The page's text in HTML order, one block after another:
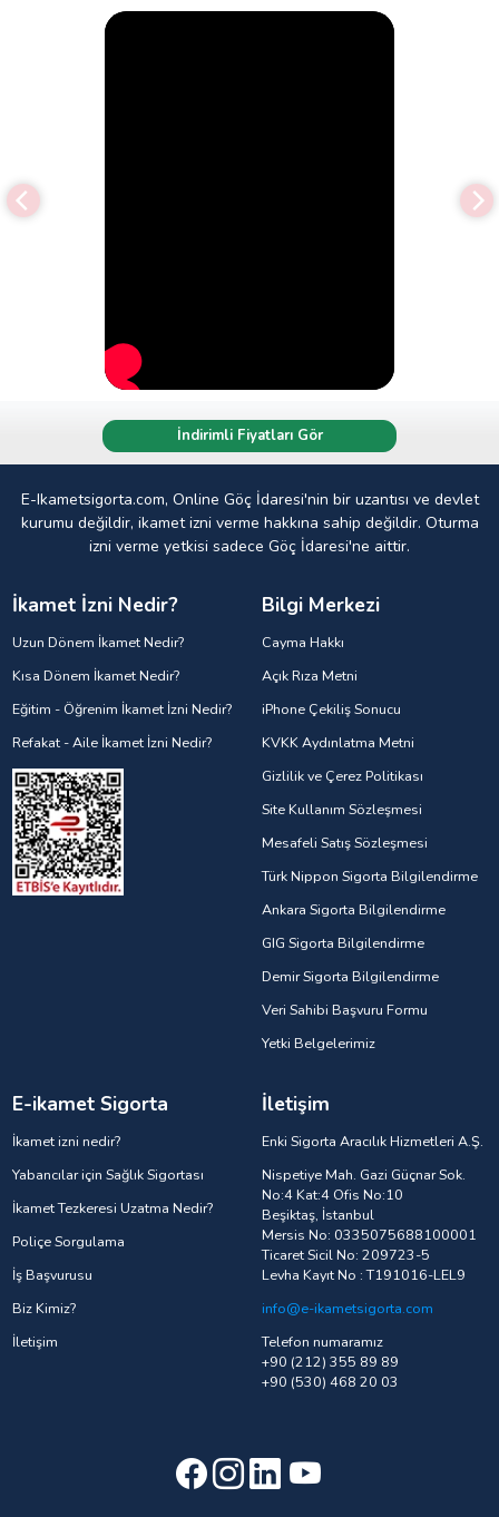
İndirimli Fiyatları Gör
E-Ikametsigorta.com, Online Göç İdaresi'nin bir uzantısı ve devlet
kurumu değildir, ikamet izni verme hakkına sahip değildir. Oturma
izni verme yetkisi sadece Göç İdaresi'ne aittir.
İkamet İzni Nedir?
Uzun Dönem İkamet Nedir?
Kısa Dönem İkamet Nedir?
Eğitim - Öğrenim İkamet İzni Nedir?
Refakat - Aile İkamet İzni Nedir?
Bilgi Merkezi
Cayma Hakkı
Açık Rıza Metni
iPhone Çekiliş Sonucu
KVKK Aydınlatma Metni
Gizlilik ve Çerez Politikası
Site Kullanım Sözleşmesi
Mesafeli Satış Sözleşmesi
Türk Nippon Sigorta Bilgilendirme
Ankara Sigorta Bilgilendirme
GIG Sigorta Bilgilendirme
Demir Sigorta Bilgilendirme
Veri Sahibi Başvuru Formu
Yetki Belgelerimiz
E-ikamet Sigorta
İkamet izni nedir?
Yabancılar için Sağlık Sigortası
İkamet Tezkeresi Uzatma Nedir?
Poliçe Sorgulama
İş Başvurusu
Biz Kimiz?
İletişim
İletişim
Enki Sigorta Aracılık Hizmetleri A.Ş.
Nispetiye Mah. Gazi Güçnar Sok.
No:4 Kat:4 Ofis No:10
Beşiktaş, İstanbul
Mersis No: 0335075688100001
Ticaret Sicil No: 209723-5
Levha Kayıt No : T191016-LEL9
info@e-ikametsigorta.com
Telefon numaramız
+90 (212) 355 89 89
+90 (530) 468 20 03